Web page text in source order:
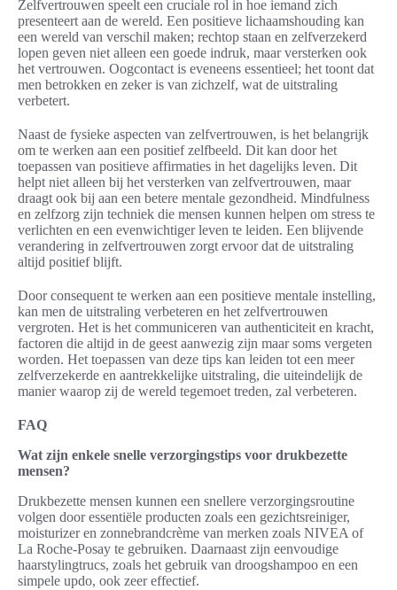
Zelfvertrouwen speelt een cruciale rol in hoe iemand zich
presenteert aan de wereld. Een positieve lichaamshouding kan
een wereld van verschil maken; rechtop staan en zelfverzekerd
lopen geven niet alleen een goede indruk, maar versterken ook
het vertrouwen. Oogcontact is eveneens essentieel; het toont dat
men betrokken en zeker is van zichzelf, wat de uitstraling
verbetert.
Naast de fysieke aspecten van zelfvertrouwen, is het belangrijk
om te werken aan een positief zelfbeeld. Dit kan door het
toepassen van positieve affirmaties in het dagelijks leven. Dit
helpt niet alleen bij het versterken van zelfvertrouwen, maar
draagt ook bij aan een betere mentale gezondheid. Mindfulness
en zelfzorg zijn techniek die mensen kunnen helpen om stress te
verlichten en een evenwichtiger leven te leiden. Een blijvende
verandering in zelfvertrouwen zorgt ervoor dat de uitstraling
altijd positief blijft.
Door consequent te werken aan een positieve mentale instelling,
kan men de uitstraling verbeteren en het zelfvertrouwen
vergroten. Het is het communiceren van authenticiteit en kracht,
factoren die altijd in de geest aanwezig zijn maar soms vergeten
worden. Het toepassen van deze tips kan leiden tot een meer
zelfverzekerde en aantrekkelijke uitstraling, die uiteindelijk de
manier waarop zij de wereld tegemoet treden, zal verbeteren.
FAQ
Wat zijn enkele snelle verzorgingstips voor drukbezette
mensen?
Drukbezette mensen kunnen een snellere verzorgingsroutine
volgen door essentiële producten zoals een gezichtsreiniger,
moisturizer en zonnebrandcrème van merken zoals NIVEA of
La Roche-Posay te gebruiken. Daarnaast zijn eenvoudige
haarstylingtrucs, zoals het gebruik van droogshampoo en een
simpele updo, ook zeer effectief.